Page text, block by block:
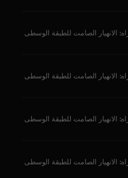
الانهيار الصامت للطبقة الوسطى
الانهيار الصامت للطبقة الوسطى
الانهيار الصامت للطبقة الوسطى
الانهيار الصامت للطبقة الوسطى